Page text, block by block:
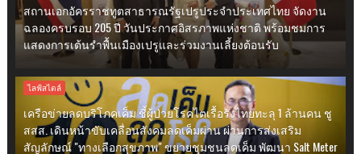
สถานเอกอัครราชทูตสาธารณรัฐเปรูประจำประเทศไทย จัดงาน
ฉลองครบรอบ 205 ปี วันประกาศอิสรภาพแห่งชาติ พร้อมชมการ
แสดงการเต้นรำพื้นเมืองเปรูและร่วมงานเลี้ยงต้อนรับ
ไลฟ์สไตล์
เครือข่ายลดบริโภคเค็ม ชี้ผู้ป่วยโรคไตเรื้อรังไทยทะลุ 1 ล้านคน ชู
สสส. เดินหน้าขับเคลื่อนสังคมลดเค็มผ่าน ผ่านการส่งเสริม
สัญลักษณ์ "ทางเลือกสุขภาพ" ขยายชุมชนลดเค็ม พัฒนา Salt Meter